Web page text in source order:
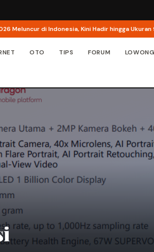
di Indonesia, Kini Hadir hingga Ukuran 98 Inci
OTO TIPS FORUM